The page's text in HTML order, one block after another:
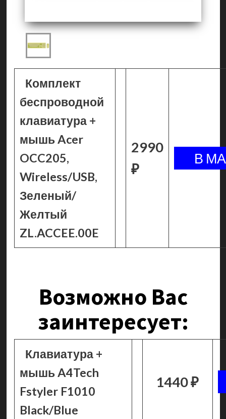
Комплект
беспроводной
клавиатура +
мышь Acer
OCC205,
Wireless/USB,
Зеленый/
Желтый
ZL.ACCEE.00E
2990
₽
Возможно Вас
заинтересует:
Клавиатура +
мышь A4Tech
Fstyler F1010
Black/Blue
1440 ₽